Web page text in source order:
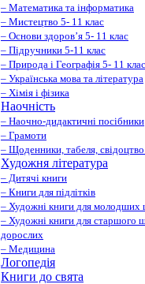
– Математика та інформатика
– Мистецтво 5- 11 клас
– Основи здоров’я 5- 11 клас
– Підручники 5-11 клас
– Природа і Географія 5- 11 клас
– Українська мова та література
– Хімія і фізика
Наочність
– Наочно-дидактичні посібники
– Грамоти
– Щоденники, табеля,
Художня література
– Дитячі книги
– Книги для підлітків
– Художні книги для молодших
– Художні книги для старшого
дорослих
– Медицина
Логопедія
Книги до свята